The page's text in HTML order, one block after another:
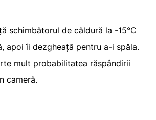
schimbătorul de căldură la -15°C
apoi îi dezgheață pentru a-i spăla.
mult probabilitatea răspândirii
cameră.